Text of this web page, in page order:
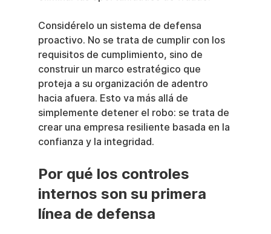
Considérelo un sistema de defensa
proactivo. No se trata de cumplir con los
requisitos de cumplimiento, sino de
construir un marco estratégico que
proteja a su organización de adentro
hacia afuera. Esto va más allá de
simplemente detener el robo: se trata de
crear una empresa resiliente basada en la
confianza y la integridad.
Por qué los controles
internos son su primera
línea de defensa